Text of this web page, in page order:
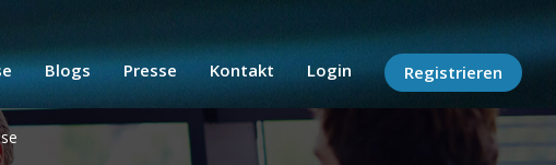
Blogs Presse Kontakt Login Registrieren